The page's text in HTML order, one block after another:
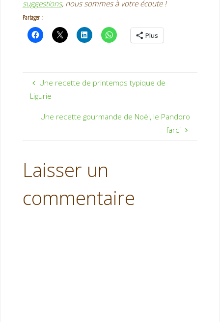
suggestions, nous sommes à votre écoute !
Partager :
Plus
Une recette de printemps typique de
Ligurie
Une recette gourmande de Noël, le Pandoro
farci
Laisser un
commentaire